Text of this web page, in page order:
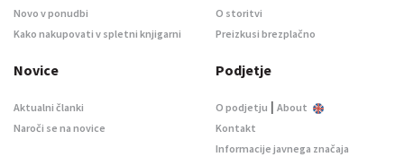
Novo v ponudbi
Kako nakupovati v spletni knjigarni
O storitvi
Preizkusi brezplačno
Novice
Aktualni članki
Naroči se na novice
Podjetje
O podjetju | About
Kontakt
Informacije javnega značaja